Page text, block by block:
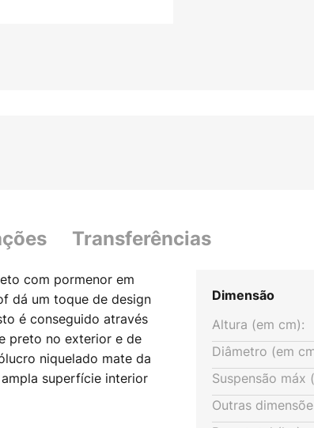
Transferências
com pormenor em
dá um toque de design
é conseguido através
preto no exterior e de
niquelado mate da
superfície interior
de forma óptima e
Dimensão
Altura (em cm):
Diâmetro (em
Suspensão máx
Outras